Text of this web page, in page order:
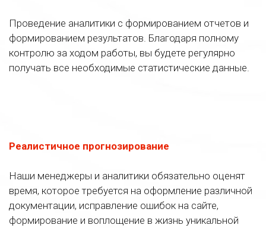
Проведение аналитики с формированием отчетов и
формированием результатов. Благодаря полному
контролю за ходом работы, вы будете регулярно
получать все необходимые статистические данные.
Реалистичное прогнозирование
Наши менеджеры и аналитики обязательно оценят
время, которое требуется на оформление различной
документации, исправление ошибок на сайте,
формирование и воплощение в жизнь уникальной